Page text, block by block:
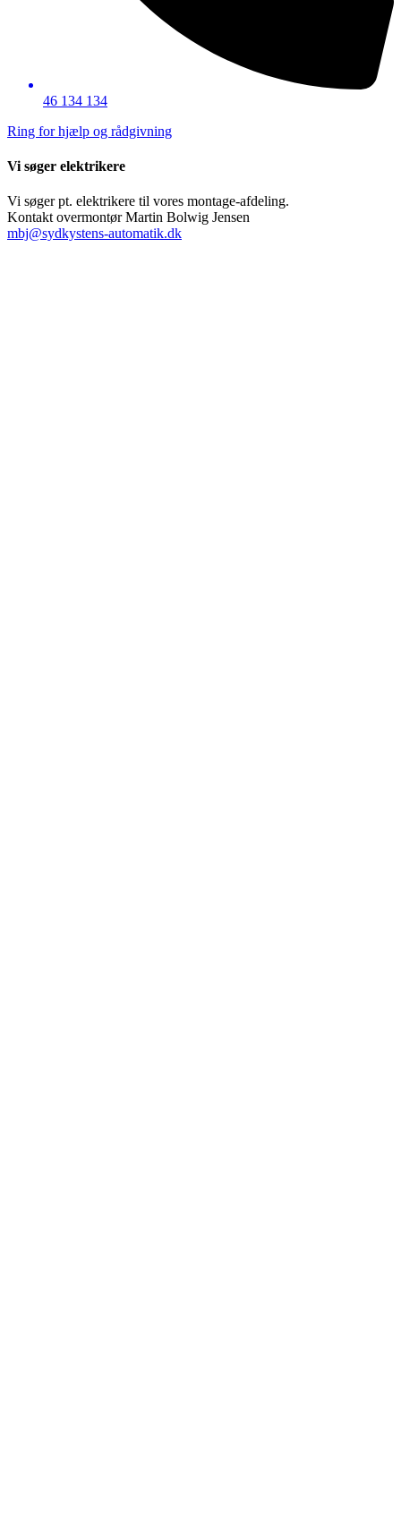
46 134 134
Ring for hjælp og rådgivning
Vi søger elektrikere
Vi søger pt. elektrikere til vores montage-afdeling.
​Kontakt overmontør Martin Bolwig Jensen
mbj@sydkystens-automatik.dk